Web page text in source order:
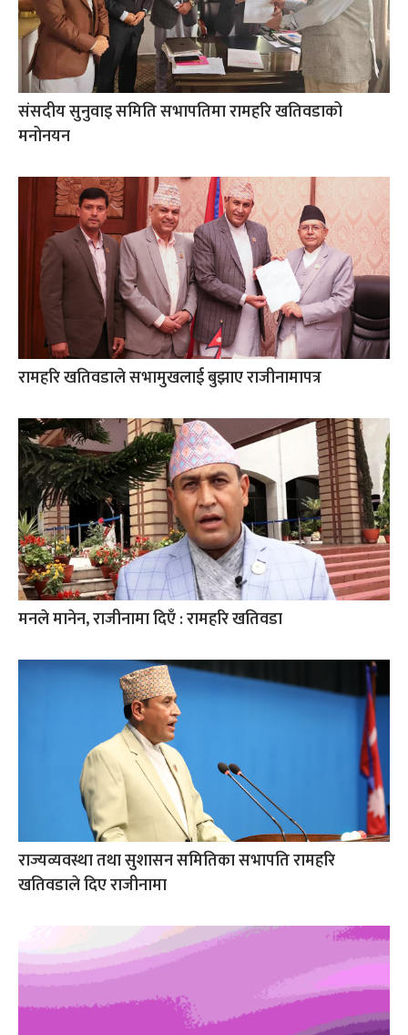
संसदीय सुनुवाइ समिति सभापतिमा रामहरि खतिवडाको
मनोनयन
रामहरि खतिवडाले सभामुखलाई बुझाए राजीनामापत्र
मनले मानेन, राजीनामा दिएँ : रामहरि खतिवडा
राज्यव्यवस्था तथा सुशासन समितिका सभापति रामहरि
खतिवडाले दिए राजीनामा